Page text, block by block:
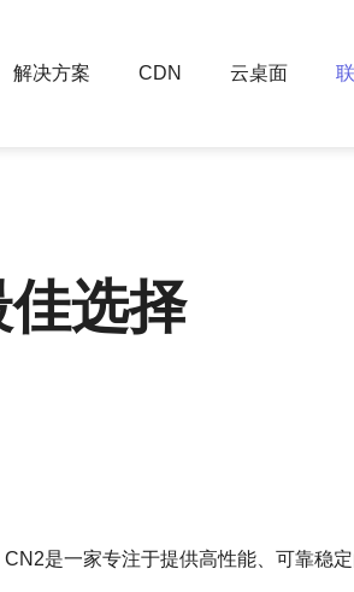
解决方案 CDN 云桌面
选择
是一家专注于提供高性能、可靠稳